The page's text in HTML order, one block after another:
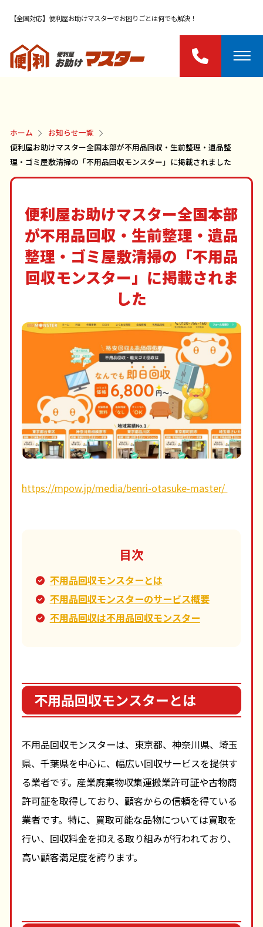
【全国対応】便利屋お助けマスターでお困りごとは何でも解決！
ホーム
お知らせ一覧
便利屋お助けマスター全国本部が不用品回収・生前整理・遺品整
理・ゴミ屋敷清掃の「不用品回収モンスター」に掲載されました
便利屋お助けマスター全国本部
が不用品回収・生前整理・遺品
整理・ゴミ屋敷清掃の「不用品
回収モンスター」に掲載されま
した
https://mpow.jp/media/benri-otasuke-master/ ‎
目次
不用品回収モンスターとは
不用品回収モンスターのサービス概要
不用品回収は不用品回収モンスター
不用品回収モンスターとは
不用品回収モンスターは、東京都、神奈川県、埼玉
県、千葉県を中心に、幅広い回収サービスを提供す
る業者です。産業廃棄物収集運搬業許可証や古物商
許可証を取得しており、顧客からの信頼を得ている
業者です。特に、買取可能な品物については買取を
行い、回収料金を抑える取り組みが行われており、
高い顧客満足度を誇ります。